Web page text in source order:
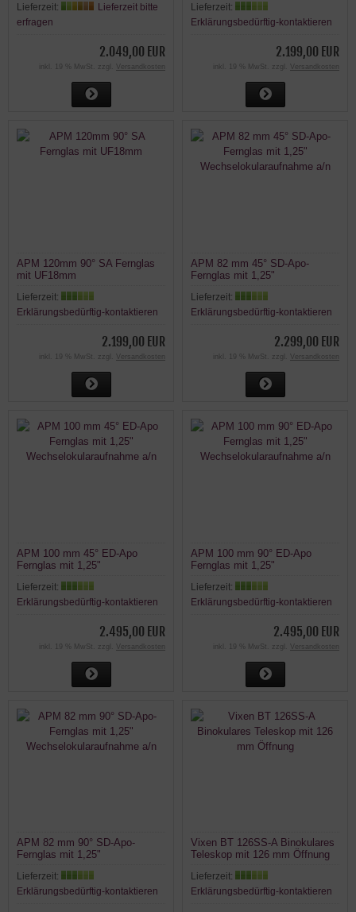
Lieferzeit:
Lieferzeit bitte
erfragen
2.049,00 EUR
inkl. 19 % MwSt. zzgl. Versandkosten
Lieferzeit:
Erklärungsbedürftig-kontaktieren
2.199,00 EUR
inkl. 19 % MwSt. zzgl. Versandkosten
APM 120mm 90° SA Fernglas
mit UF18mm
Lieferzeit:
Erklärungsbedürftig-kontaktieren
2.199,00 EUR
inkl. 19 % MwSt. zzgl. Versandkosten
APM 82 mm 45° SD-Apo-
Fernglas mit 1,25"
Lieferzeit:
Erklärungsbedürftig-kontaktieren
2.299,00 EUR
inkl. 19 % MwSt. zzgl. Versandkosten
APM 100 mm 45° ED-Apo
Fernglas mit 1,25"
Lieferzeit:
Erklärungsbedürftig-kontaktieren
2.495,00 EUR
inkl. 19 % MwSt. zzgl. Versandkosten
APM 100 mm 90° ED-Apo
Fernglas mit 1,25"
Lieferzeit:
Erklärungsbedürftig-kontaktieren
2.495,00 EUR
inkl. 19 % MwSt. zzgl. Versandkosten
APM 82 mm 90° SD-Apo-
Fernglas mit 1,25"
Lieferzeit:
Erklärungsbedürftig-kontaktieren
Vixen BT 126SS-A Binokulares
Teleskop mit 126 mm Öffnung
Lieferzeit:
Erklärungsbedürftig-kontaktieren